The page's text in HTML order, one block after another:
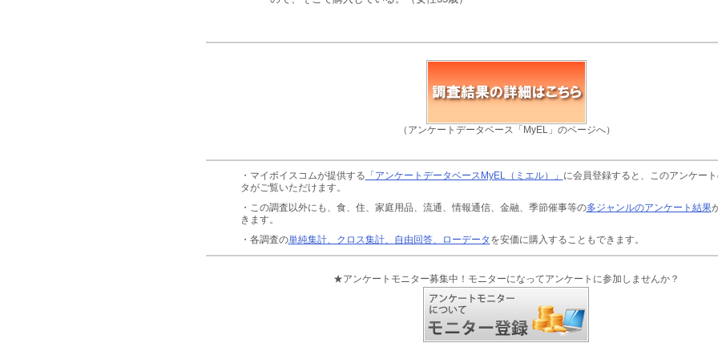
（アンケートデータベース「MyEL」のページへ）
・マイボイスコムが提供する 「アンケートデータベースMyEL（ミエル）」 に会員登録すると、このアンケー
タがご覧いただけます。
・この調査以外にも、食、住、家庭用品、流通、情報通信、金融、季節催事等の多ジャンルのアンケート結果
きます。
・各調査の単純集計、クロス集計、自由回答、ローデータ を安価に購入することもできます。
★アンケートモニター募集中！モニターになってアンケートに参加しませんか？